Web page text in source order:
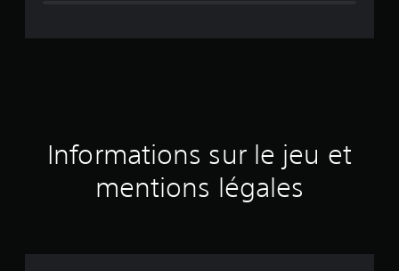
i
Informations sur le jeu et
mentions légales